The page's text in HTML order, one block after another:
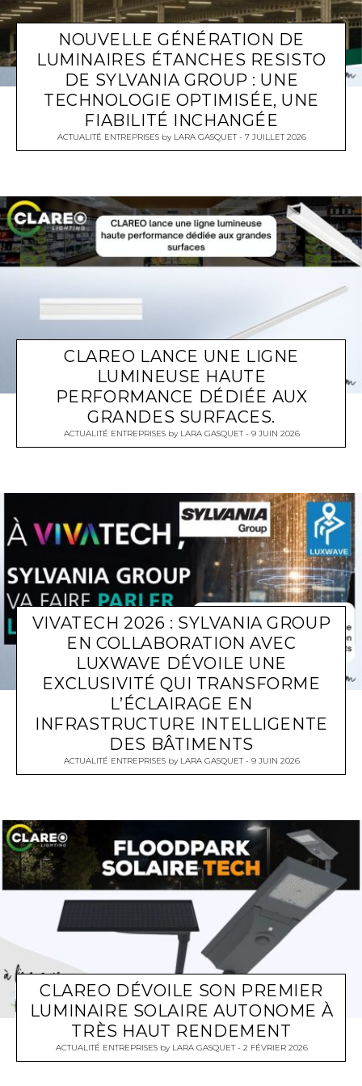
NOUVELLE GÉNÉRATION DE
LUMINAIRES ÉTANCHES RESISTO
DE SYLVANIA GROUP : UNE
TECHNOLOGIE OPTIMISÉE, UNE
FIABILITÉ INCHANGÉE
ACTUALITÉ ENTREPRISESby LARA GASQUET 7 JUILLET 2026
CLAREO LANCE UNE LIGNE
LUMINEUSE HAUTE
PERFORMANCE DÉDIÉE AUX
GRANDES SURFACES.
ACTUALITÉ ENTREPRISESby LARA GASQUET 9 JUIN 2026
VIVATECH 2026 : SYLVANIA GROUP
EN COLLABORATION AVEC
LUXWAVE DÉVOILE UNE
EXCLUSIVITÉ QUI TRANSFORME
L’ÉCLAIRAGE EN
INFRASTRUCTURE INTELLIGENTE
DES BÂTIMENTS
ACTUALITÉ ENTREPRISESby LARA GASQUET 9 JUIN 2026
CLAREO DÉVOILE SON PREMIER
LUMINAIRE SOLAIRE AUTONOME À
TRÈS HAUT RENDEMENT
ACTUALITÉ ENTREPRISESby LARA GASQUET 2 FÉVRIER 2026